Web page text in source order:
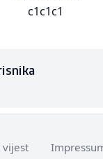
c1c1c1
vijest